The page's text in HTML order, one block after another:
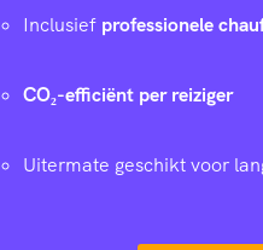
Inclusief professionele
CO₂-efficiënt per reiziger
Uitermate geschikt voor